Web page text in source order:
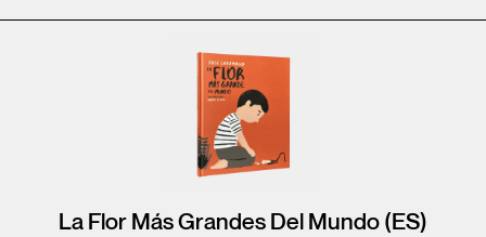
La Flor Más Grandes Del Mundo (ES)